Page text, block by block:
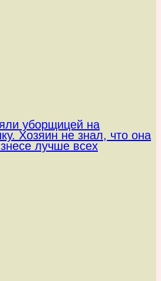
уборщицей на
Хозяин не знал, что она
лучше всех